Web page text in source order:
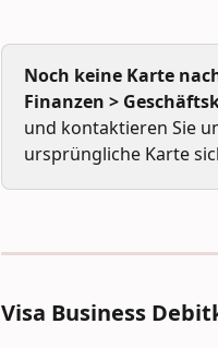
Noch keine Karte
Finanzen >
und kontaktieren Sie
ursprüngliche Karte
Visa Business